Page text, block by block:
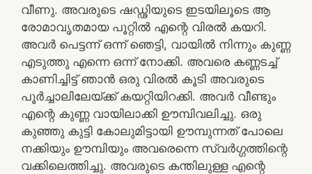
വീണു. അവരുടെ ഷഡ്ഢിയുടെ ഇടയിലൂടെ ആ
രോമാവൃതമായ പൂറ്റിൽ എന്റെ വിരൽ കയറി.
അവർ പെട്ടന്ന് ഒന്ന് ഞെട്ടി, വായിൽ നിന്നും കുണ്ണ
എടുത്തു എന്നെ ഒന്ന് നോക്കി. അവരെ കണ്ണടച്ച്
കാണിച്ചിട്ട് ഞാൻ ഒരു വിരൽ കൂടി അവരുടെ
പൂർച്ചാലിലേയ്ക്ക് കയറ്റിയിറക്കി. അവർ വീണ്ടും
എന്റെ കുണ്ണ വായിലാക്കി ഊമ്പിവലിച്ചു. ഒരു
കുഞ്ഞു കുട്ടി കോലുമിട്ടായി ഊമ്പുന്നത് പോലെ
നക്കിയും ഊമ്പിയും അവരെന്നെ സ്വർഗ്ഗത്തിന്റെ
വക്കിലെത്തിച്ചു. അവരുടെ കന്തിലുള്ള എന്റെ